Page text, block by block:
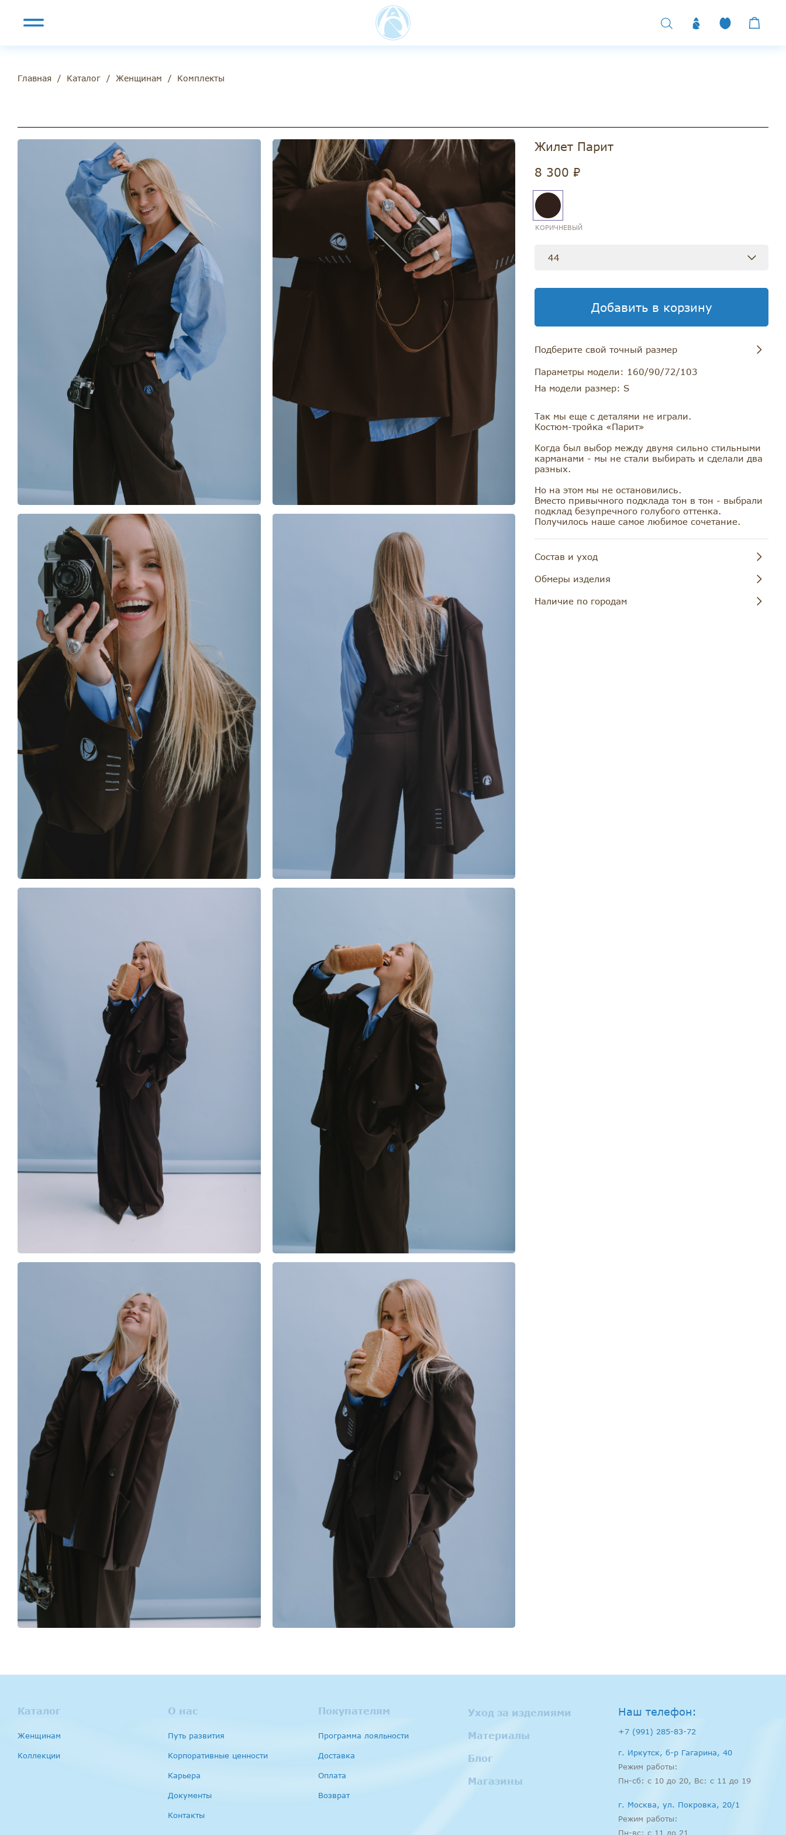
Главная / Каталог / Женщинам / Комплекты
Жилет Парит
8 300 ₽
КОРИЧНЕВЫЙ
44
Добавить в корзину
Подберите свой точный размер
RU Обхват груди Обхват бедер
44 86-89
46 90-93 98-101 71-75
50 98-101 106-110
Параметры модели: 160/90/72/103
На модели размер: S
Так мы еще с деталями не играли.
Костюм-тройка «Парит»
Когда был выбор между двумя сильно стильными
карманами - мы не стали выбирать и сделали два
разных.
Но на этом мы не остановились.
Вместо привычного подклада тон в тон - выбрали
подклад безупречного голубого оттенка.
Получилось наше самое любимое сочетание.
Состав и уход
- Стирать при 30°С
- Не отбеливать
- Температура утюга до 110 °C
Обмеры изделия
Наличие по городам
Каталог
Женщинам
Коллекции
О нас
Путь развития
Корпоративные ценности
Карьера
Документы
Контакты
Покупателям
Программа лояльности
Доставка
Оплата
Возврат
Уход за изделиями
Материалы
Блог
Магазины
Наш телефон:
+7 (991) 285-83-72
г. Иркутск, б-р Гагарина, 40
Режим работы:
Пн-сб: c 10 до 20, Вс: с 11 до 19
г. Москва, ул. Покровка, 20/1
Режим работы:
Пн-вс: c 11 до 21